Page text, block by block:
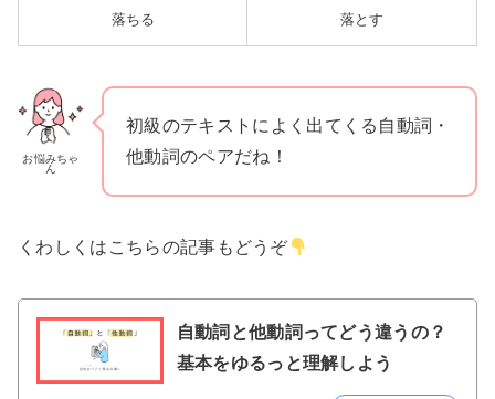
落ちる 落とす
お悩みちゃ
ん
初級のテキストによく出てくる自動詞・
他動詞のペアだね！
くわしくはこちらの記事もどうぞ
自動詞と他動詞ってどう違うの？
基本をゆるっと理解しよう